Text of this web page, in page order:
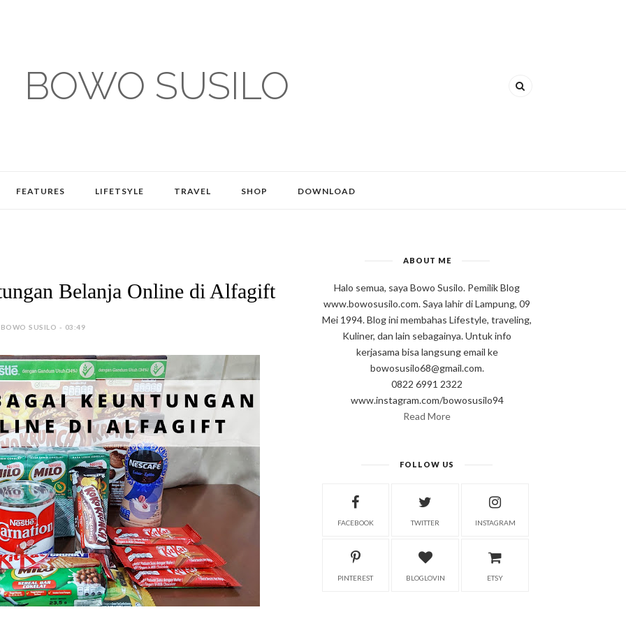
BOWO SUSILO
FEATURES LIFETSYLE TRAVEL SHOP DOWNLOAD
Belanja Online di Alfagift
SUSILO - 03:49
ABOUT ME
Halo semua, saya Bowo Susilo. Pemilik Blog
www.bowosusilo.com. Saya lahir di Lampung, 09
Mei 1994. Blog ini membahas Lifestyle, traveling,
Kuliner, dan lain sebagainya. Untuk info
kerjasama bisa langsung email ke
bowosusilo68@gmail.com.
0822 6991 2322
www.instagram.com/bowosusilo94
Read More
FOLLOW US
FACEBOOK TWITTER INSTAGRAM
PINTEREST BLOGLOVIN ETSY